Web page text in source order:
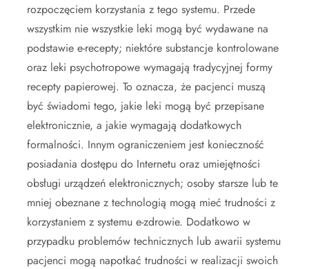
rozpoczęciem korzystania z tego systemu. Przede
wszystkim nie wszystkie leki mogą być wydawane na
podstawie e-recepty; niektóre substancje kontrolowane
oraz leki psychotropowe wymagają tradycyjnej formy
recepty papierowej. To oznacza, że pacjenci muszą
być świadomi tego, jakie leki mogą być przepisane
elektronicznie, a jakie wymagają dodatkowych
formalności. Innym ograniczeniem jest konieczność
posiadania dostępu do Internetu oraz umiejętności
obsługi urządzeń elektronicznych; osoby starsze lub te
mniej obeznane z technologią mogą mieć trudności z
korzystaniem z systemu e-zdrowie. Dodatkowo w
przypadku problemów technicznych lub awarii systemu
pacjenci mogą napotkać trudności w realizacji swoich